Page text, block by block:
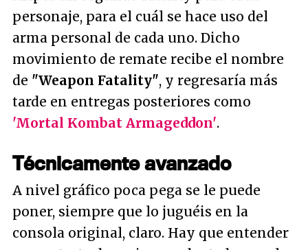
personaje, para el cuál se hace uso del
arma personal de cada uno. Dicho
movimiento de remate recibe el nombre
de "Weapon Fatality", y regresaría más
tarde en entregas posteriores como
'Mortal Kombat Armageddon'.
Técnicamente avanzado
A nivel gráfico poca pega se le puede
poner, siempre que lo juguéis en la
consola original, claro. Hay que entender